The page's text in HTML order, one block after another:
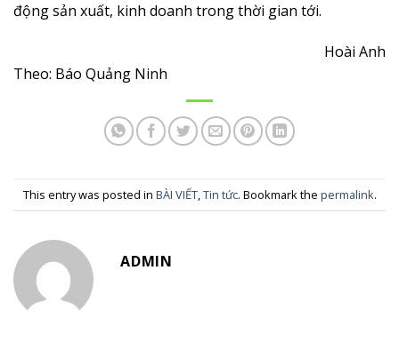
động sản xuất, kinh doanh trong thời gian tới.
Hoài Anh
Theo: Báo Quảng Ninh
This entry was posted in BÀI VIẾT, Tin tức. Bookmark the permalink.
ADMIN